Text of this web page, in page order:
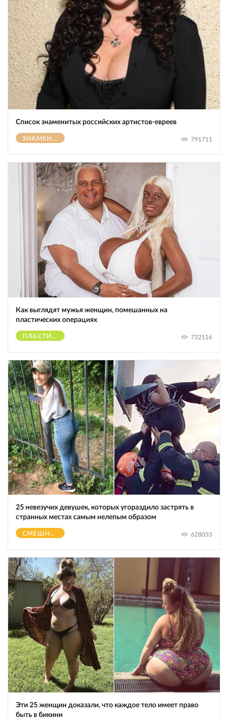
Список знаменитых российских артистов-евреев
ЗНАМЕНИТОСТИ 791711
Как выглядят мужья женщин, помешанных на
пластических операциях
ПЛАСТИЧЕСКИЕ ОПЕРАЦИИ 732116
25 невезучих девушек, которых угораздило застрять в
странных местах самым нелепым образом
СМЕШНОЕ 628033
Эти 25 женщин доказали, что каждое тело имеет право
быть в бикини